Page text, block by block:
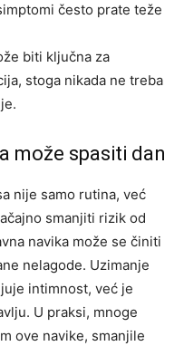
često prate teže
biti ključna za
stoga nikada ne treba
može spasiti dan
nije samo rutina, već
smanjiti rizik od
navika može se činiti
nelagode. Uzimanje
intimnost, već je
U praksi, mnoge
ove navike, smanjile